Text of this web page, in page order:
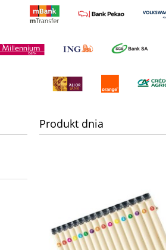
Produkt dnia